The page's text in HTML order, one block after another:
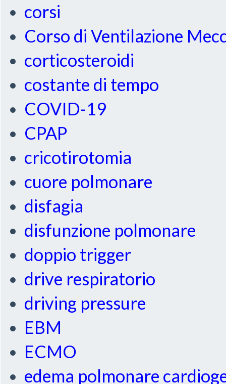
corsi
Corso di Ventilazione
corticosteroidi
costante di tempo
COVID-19
CPAP
cricotirotomia
cuore polmonare
disfagia
disfunzione polmonare
doppio trigger
drive respiratorio
driving pressure
EBM
ECMO
edema polmonare